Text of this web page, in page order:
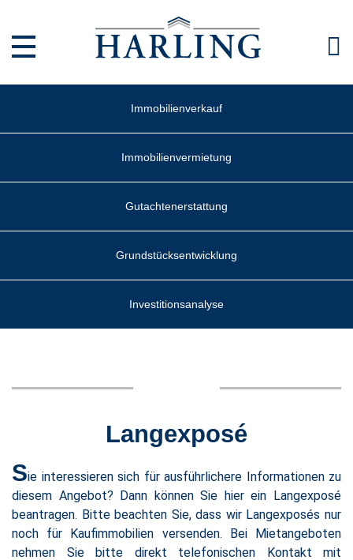
Immobilienverkauf
Immobilienvermietung
Gutachtenerstattung
Grundstücksentwicklung
Investitionsanalyse
Langexposé
Sie interessieren sich für ausführlichere Informationen zu
diesem Angebot? Dann können Sie hier ein Langexposé
beantragen. Bitte beachten Sie, dass wir Langexposés nur
noch für Kaufimmobilien versenden. Bei Mietangeboten
nehmen Sie bitte direkt telefonischen Kontakt mit